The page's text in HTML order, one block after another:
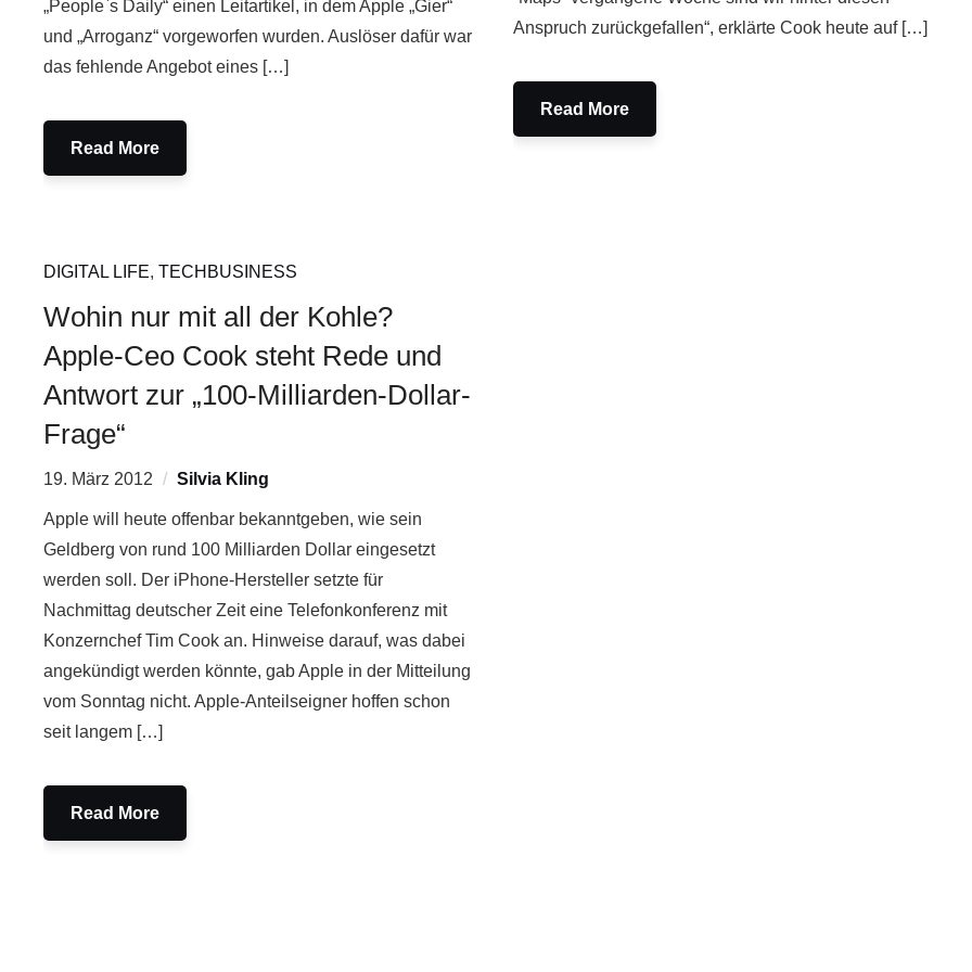
„People`s Daily“ einen Leitartikel, in dem Apple „Gier“
und „Arroganz“ vorgeworfen wurden. Auslöser dafür war
das fehlende Angebot eines […]
Read More
Anspruch zurückgefallen“, erklärte Cook heute auf […]
Read More
DIGITAL LIFE,TECHBUSINESS
Wohin nur mit all der Kohle?
Apple-Ceo Cook steht Rede und
Antwort zur „100-Milliarden-Dollar-
Frage“
19. März 2012 Silvia Kling
Apple will heute offenbar bekanntgeben, wie sein
Geldberg von rund 100 Milliarden Dollar eingesetzt
werden soll. Der iPhone-Hersteller setzte für
Nachmittag deutscher Zeit eine Telefonkonferenz mit
Konzernchef Tim Cook an. Hinweise darauf, was dabei
angekündigt werden könnte, gab Apple in der Mitteilung
vom Sonntag nicht. Apple-Anteilseigner hoffen schon
seit langem […]
Read More